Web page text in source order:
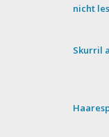
nicht
Skurril